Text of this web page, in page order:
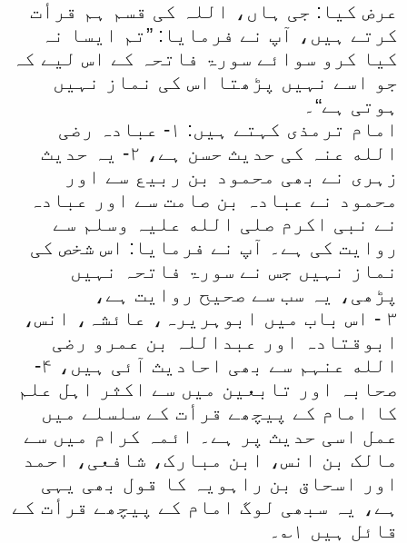
عرض کیا: جی ہاں، اللہ کی قسم ہم قرأت
کرتے ہیں، آپ نے فرمایا: ”تم ایسا نہ
کیا کرو سوائے سورۃ فاتحہ کے اس لیے کہ
جو اسے نہیں پڑھتا اس کی نماز نہیں
ہوتی ہے“۔
امام ترمذی کہتے ہیں: ۱- عبادہ رضی
الله عنہ کی حدیث حسن ہے، ۲- یہ حدیث
زہری نے بھی محمود بن ربیع سے اور
محمود نے عبادہ بن صامت سے اور عبادہ
نے نبی اکرم صلی الله علیہ وسلم سے
روایت کی ہے۔ آپ نے فرمایا: اس شخص کی
نماز نہیں جس نے سورۃ فاتحہ نہیں
پڑھی، یہ سب سے صحیح روایت ہے،
۳ - اس باب میں ابوہریرہ، عائشہ، انس،
ابوقتادہ اور عبداللہ بن عمرو رضی
الله عنہم سے بھی احادیث آئی ہیں، ۴-
صحابہ اور تابعین میں سے اکثر اہل علم
کا امام کے پیچھے قرأت کے سلسلے میں
عمل اسی حدیث پر ہے۔ ائمہ کرام میں سے
مالک بن انس، ابن مبارک، شافعی، احمد
اور اسحاق بن راہویہ کا قول بھی یہی
ہے، یہ سبھی لوگ امام کے پیچھے قرأت کے
قائل ہیں ۱؎۔